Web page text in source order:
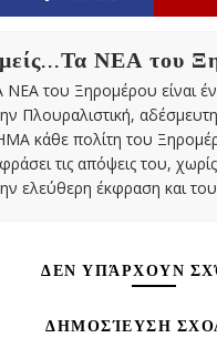
ΝΕΑ του
ΝΕΑ του Ξηρομέρου είναι
Πλουραλιστική,
κάθε πολίτη του
τις απόψεις του,
ελεύθερη έκφραση και
ΔΕΝ ΥΠΆΡΧΟΥΝ
ΔΗΜΟΣΊΕΥΣΗ